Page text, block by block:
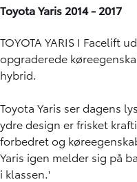
Toyota Yaris 2014 - 2017
TOYOTA YARIS I Facelift
opgraderede
hybrid.
Toyota Yaris ser dagens
ydre design er frisket
forbedret og
Yaris igen melder sig på
i klassen.'